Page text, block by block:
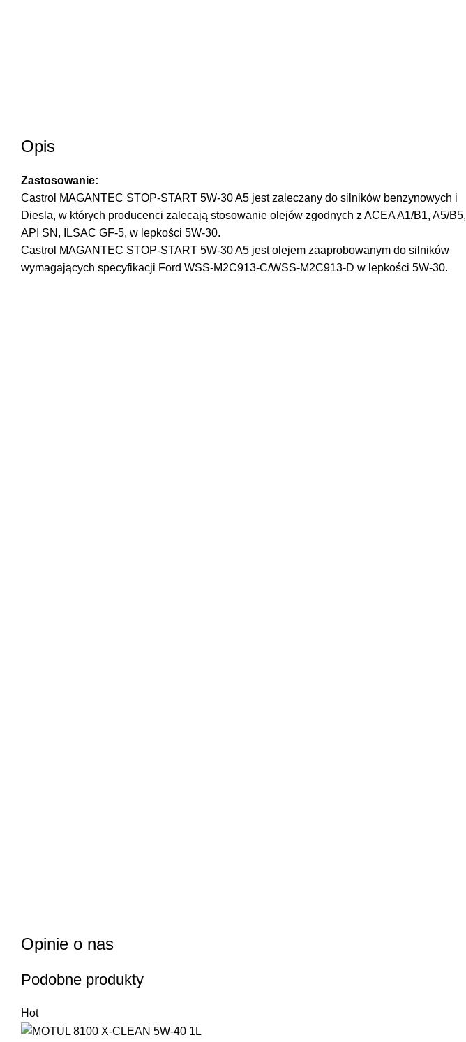
Opis
Zastosowanie:
Castrol MAGANTEC STOP-START 5W-30 A5 jest zaleczany do silników benzynowych i
Diesla, w których producenci zalecają stosowanie olejów zgodnych z ACEA A1/B1, A5/B5,
API SN, ILSAC GF-5, w lepkości 5W-30.
Castrol MAGANTEC STOP-START 5W-30 A5 jest olejem zaaprobowanym do silników
wymagających specyfikacji Ford WSS-M2C913-C/WSS-M2C913-D w lepkości 5W-30.
Opinie o nas
Podobne produkty
Hot